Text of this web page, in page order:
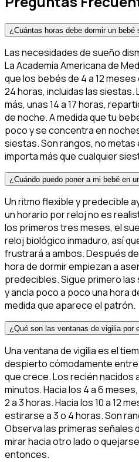
¿Cuántas horas debe dormir un bebé
Las necesidades de sueño
La Academia Americana de
que los bebés de 4 a 12 meses
24 horas, incluidas las
más, unas 14 a 17 horas,
de noche. A medida que tu
poco y se concentra en
siestas. Son rangos, no metas
importa más que cualquier
¿Cuándo puedo poner a mi bebé en
Un ritmo flexible y predecible
un horario por reloj no es
los primeros tres meses, el
reloj biológico inmaduro, así
frustrará a ambos. Después
hora de dormir empiezan a
predecibles. Sigue primero
y ancla poco a poco una hora
medida que aparece el patrón.
¿Qué son las ventanas de vigilia por
Una ventana de vigilia es el
despierto cómodamente entre
que crece. Los recién nacidos
minutos. Hacia los 4 a 6
2 a 3 horas. Hacia los 10 a 12
estirarse a 3 o 4 horas. Son
Observa las primeras señales
mirar hacia otro lado o
entonces.